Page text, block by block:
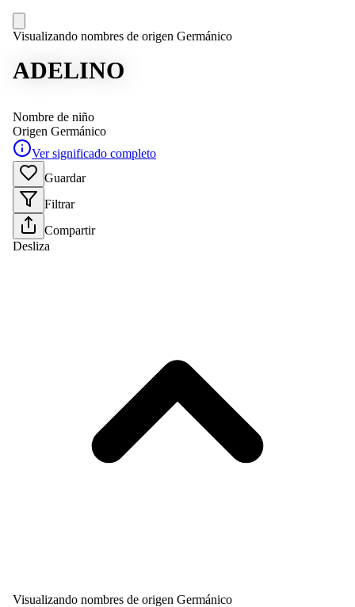
Visualizando nombres de origen Germánico
ADELINO
Nombre de niño
Origen Germánico
Ver significado completo
Guardar
Filtrar
Compartir
Desliza
Visualizando nombres de origen Germánico